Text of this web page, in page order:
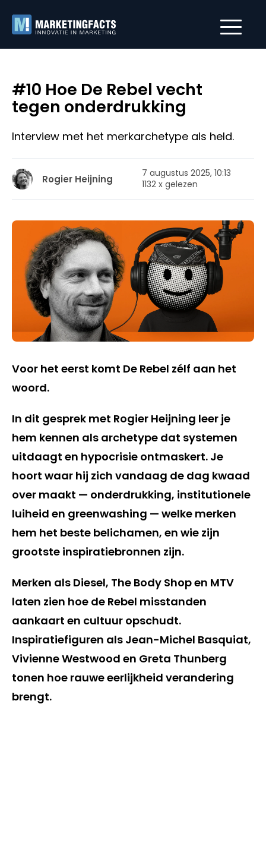
#10 Hoe De Rebel vecht
tegen onderdrukking
Interview met het merkarchetype als held.
Rogier Heijning
7 augustus 2025, 10:13
1132 x gelezen
Voor het eerst komt De Rebel zélf aan het
woord.
In dit gesprek met Rogier Heijning leer je
hem kennen als archetype dat systemen
uitdaagt en hypocrisie ontmaskert. Je
hoort waar hij zich vandaag de dag kwaad
over maakt — onderdrukking, institutionele
luiheid en greenwashing — welke merken
hem het beste belichamen, en wie zijn
grootste inspiratiebronnen zijn.
Merken als Diesel, The Body Shop en MTV
laten zien hoe de Rebel misstanden
aankaart en cultuur opschudt.
Inspiratiefiguren als Jean-Michel Basquiat,
Vivienne Westwood en Greta Thunberg
tonen hoe rauwe eerlijkheid verandering
brengt.